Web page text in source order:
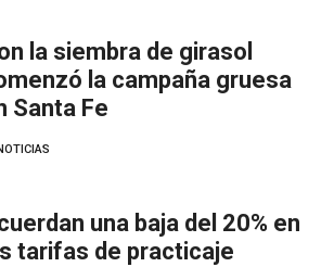
la siembra de girasol
la campaña gruesa
Santa Fe
una baja del 20% en
tarifas de practicaje